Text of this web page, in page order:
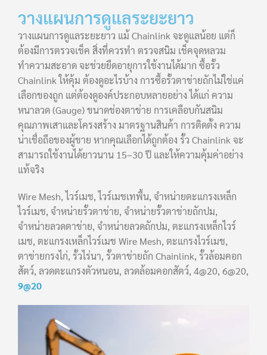
วางแผนการดูแลระยะยาว
วางแผนการดูแลระยะยาว แม้ Chainlink จะดูแลน้อย แต่ก็
ต้องมีการตรวจเช็ค สิ่งที่ควรทำ ตรวจสนิม เช็คจุดหลวม
ทำความสะอาด จะช่วยยืดอายุการใช้งานได้มาก ซื้อรั้ว
Chainlink ให้คุ้ม ต้องดูอะไรบ้าง การซื้อรั้วตาข่ายถักไม่ใช่แค่
เลือกของถูก แต่ต้องดูองค์ประกอบหลายอย่าง ได้แก่ ความ
หนาลวด (Gauge) ขนาดช่องตาข่าย การเคลือบกันสนิม
คุณภาพเสาและโครงสร้าง มาตรฐานสินค้า การติดตั้ง ความ
น่าเชื่อถือของผู้ขาย หากคุณเลือกได้ถูกต้อง รั้ว Chainlink จะ
สามารถใช้งานได้ยาวนาน 15–30 ปี และให้ความคุ้มค่าอย่าง
แท้จริง
Wire Mesh, ไวร์เมช, ไวร์เมชเทพื้น, จำหน่ายตะแกรงเหล็ก
ไวร์เมช, จำหน่ายรั้วตาข่าย, จำหน่ายรั้วตาข่ายถักปม,
จำหน่ายลวดตาข่าย, จำหน่ายลวดถักปม, ตะแกรงเหล็กไวร์
เมช, ตะแกรงเหล็กไวร์เมช Wire Mesh, ตะแกรงไวร์เมช,
ตาข่ายกรงไก่, รั้วไร่นา, รั้วตาข่ายถัก Chainlink, รั้วล้อมคอก
สัตว์, ลวดตะแกรงตัวหนอน, ลวดล้อมคอกสัตว์, 4@20, 6@20,
9@20